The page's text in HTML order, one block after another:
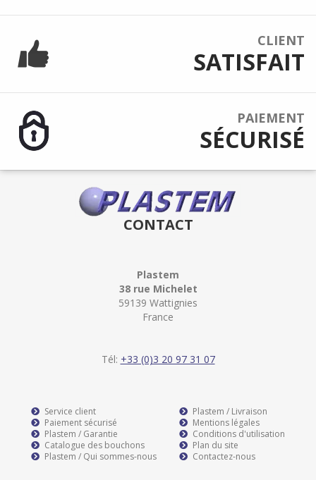
CLIENT
SATISFAIT
PAIEMENT
SÉCURISÉ
CONTACT
Plastem
38 rue Michelet
59139 Wattignies
France
Tél: +33 (0)3 20 97 31 07
Service client
Paiement sécurisé
Plastem / Garantie
Catalogue des bouchons
Plastem / Qui sommes-nous
Plastem / Livraison
Mentions légales
Conditions d'utilisation
Plan du site
Contactez-nous